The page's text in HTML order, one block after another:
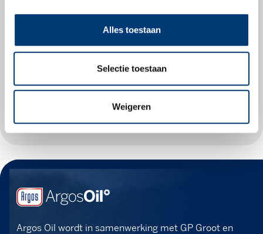
Alles toestaan
Selectie toestaan
Weigeren
product geschikt is
Argos Oil wordt in samenwerking met GP Groot en